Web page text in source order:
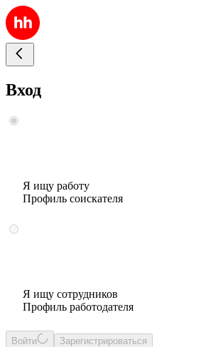
Вход
Я ищу работу
Профиль соискателя
Я ищу сотрудников
Профиль работодателя
Войти Зарегистрироваться